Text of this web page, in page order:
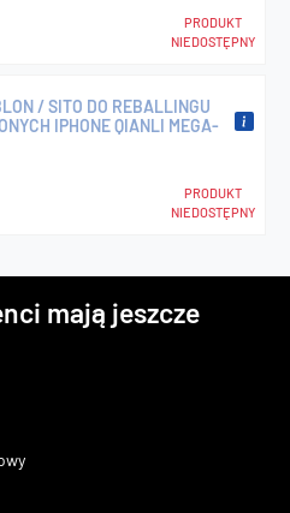
PRODUKT
NIEDOSTĘPNY
/ SITO DO REBALLINGU
IPHONE QIANLI MEGA-
PRODUKT
NIEDOSTĘPNY
mają jeszcze